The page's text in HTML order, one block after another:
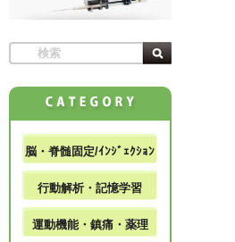
脳・脊髄固定/ｲﾝｼﾞｪｸｼｮﾝ
行動解析・記憶学習
運動機能・鎮痛・薬理